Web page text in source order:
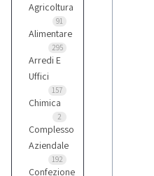
Agricoltura
91
Alimentare
295
Arredi E
Uffici
157
Chimica
2
Complesso
Aziendale
192
Confezione